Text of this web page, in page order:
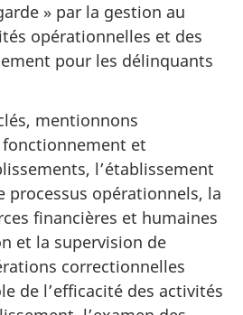
» par la gestion au
opérationnelles et des
pour les délinquants
mentionnons
et
l’établissement
processus opérationnels, la
financières et humaines
et la supervision de
correctionnelles
de l’efficacité des activités